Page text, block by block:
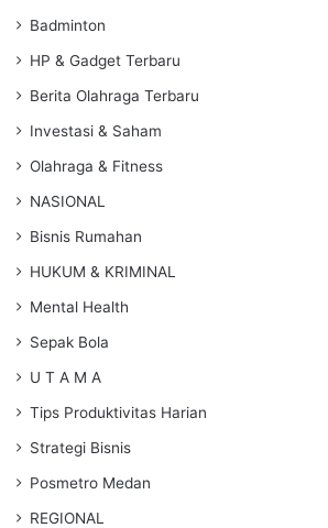
Badminton
HP & Gadget Terbaru
Berita Olahraga Terbaru
Investasi & Saham
Olahraga & Fitness
NASIONAL
Bisnis Rumahan
HUKUM & KRIMINAL
Mental Health
Sepak Bola
U T A M A
Tips Produktivitas Harian
Strategi Bisnis
Posmetro Medan
REGIONAL